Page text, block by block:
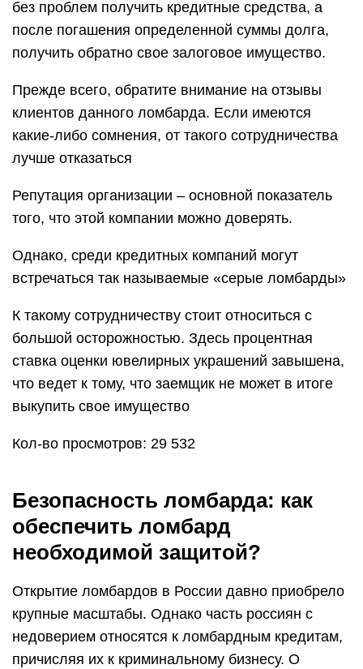
без проблем получить кредитные средства, а
после погашения определенной суммы долга,
получить обратно свое залоговое имущество.
Прежде всего, обратите внимание на отзывы
клиентов данного ломбарда. Если имеются
какие-либо сомнения, от такого сотрудничества
лучше отказаться
Репутация организации – основной показатель
того, что этой компании можно доверять.
Однако, среди кредитных компаний могут
встречаться так называемые «серые ломбарды»
К такому сотрудничеству стоит относиться с
большой осторожностью. Здесь процентная
ставка оценки ювелирных украшений завышена,
что ведет к тому, что заемщик не может в итоге
выкупить свое имущество
Кол-во просмотров: 29 532
Безопасность ломбарда: как
обеспечить ломбард
необходимой защитой?
Открытие ломбардов в России давно приобрело
крупные масштабы. Однако часть россиян с
недоверием относятся к ломбардным кредитам,
причисляя их к криминальному бизнесу. О